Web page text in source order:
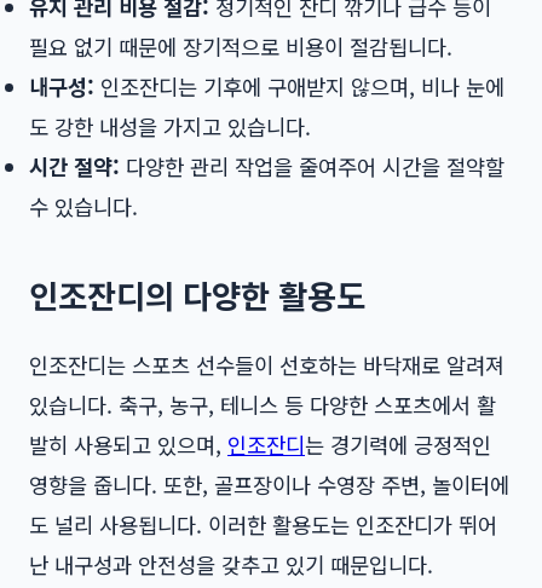
유지 관리 비용 절감: 정기적인 잔디 깎기나 급수 등이
필요 없기 때문에 장기적으로 비용이 절감됩니다.
내구성: 인조잔디는 기후에 구애받지 않으며, 비나 눈에
도 강한 내성을 가지고 있습니다.
시간 절약: 다양한 관리 작업을 줄여주어 시간을 절약할
수 있습니다.
인조잔디의 다양한 활용도
인조잔디는 스포츠 선수들이 선호하는 바닥재로 알려져
있습니다. 축구, 농구, 테니스 등 다양한 스포츠에서 활
발히 사용되고 있으며, 인조잔디는 경기력에 긍정적인
영향을 줍니다. 또한, 골프장이나 수영장 주변, 놀이터에
도 널리 사용됩니다. 이러한 활용도는 인조잔디가 뛰어
난 내구성과 안전성을 갖추고 있기 때문입니다.